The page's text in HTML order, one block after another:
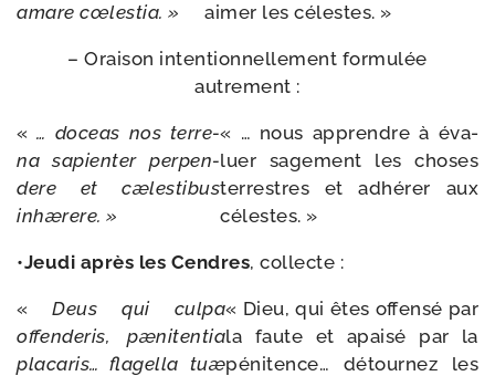
amare cœles­tia. »
aimer les célestes. »
– Oraison inten­tion­nel­le­ment for­mu­lée
autrement :
«… doceas nos ter­re­
na sapien­ter per­pen­
dere
et
cæles­ti­bus
inhæ­rere. »
« … nous apprendre à éva­
luer sage­ment les choses
ter­restres et adhé­rer aux
célestes. »
•Jeudi après les Cendres, col­lecte :
«Deus qui
culpa
offen­de­ris,
pæni­ten­tia
pla­ca­ris… fla­gel­la tuæ
« Dieu, qui êtes offen­sé par
la faute et apai­sé par la
péni­tence… détour­nez les